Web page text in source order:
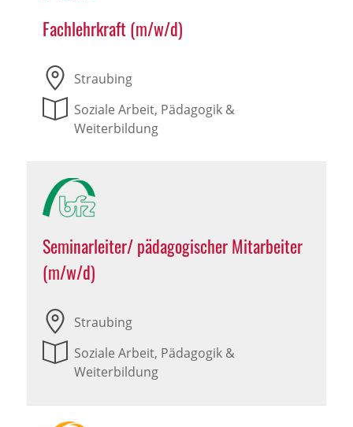
Fachlehrkraft (m/w/d)
Straubing
Soziale Arbeit, Pädagogik &
Weiterbildung
Seminarleiter/ pädagogischer Mitarbeiter
(m/w/d)
Straubing
Soziale Arbeit, Pädagogik &
Weiterbildung